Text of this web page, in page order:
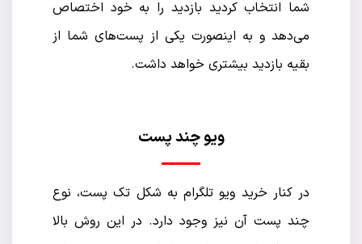
شما انتخاب کردید بازدید را به خود اختصاص
می‌دهد و به اینصورت یکی از پست‌های شما از
بقیه بازدید بیشتری خواهد داشت.
ویو چند پست
در کنار خرید ویو تلگرام به شکل تک پست، نوع
چند پست آن نیز وجود دارد. در این روش بالا